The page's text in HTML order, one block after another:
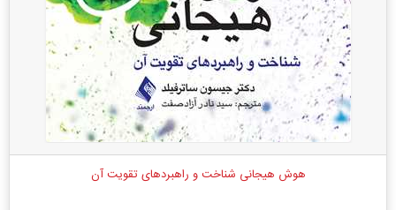
هوش هیجانی شناخت و راهبردهای تقویت آن